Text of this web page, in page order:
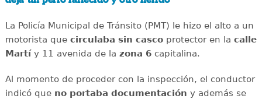
La Policía Municipal de Tránsito (PMT) le hizo el alto a un
motorista quecirculaba sin cascoprotector en la calle
Martíy 11 avenida de la zona 6capitalina.
Al momento de proceder con la inspección, el conductor
indicó que no portaba documentación y además se